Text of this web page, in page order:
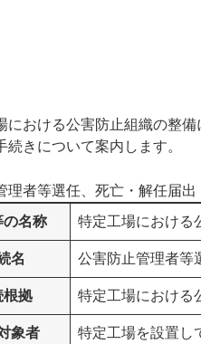
における公害防止組織の整
続きについて案内します。
理者等選任、死亡・解任届出
の名称
特定工場における
名 公害防止管理者等
根拠 特定工場における
象者 特定工場を設置し